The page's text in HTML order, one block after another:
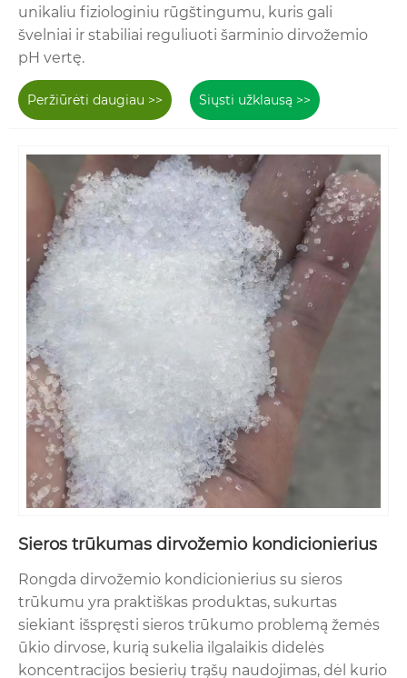
unikaliu fiziologiniu rūgštingumu, kuris gali
švelniai ir stabiliai reguliuoti šarminio dirvožemio
pH vertę.
Peržiūrėti daugiau >> Siųsti užklausą >>
Sieros trūkumas dirvožemio kondicionierius
Rongda dirvožemio kondicionierius su sieros
trūkumu yra praktiškas produktas, sukurtas
siekiant išspręsti sieros trūkumo problemą žemės
ūkio dirvose, kurią sukelia ilgalaikis didelės
koncentracijos besierių trąšų naudojimas, dėl kurio